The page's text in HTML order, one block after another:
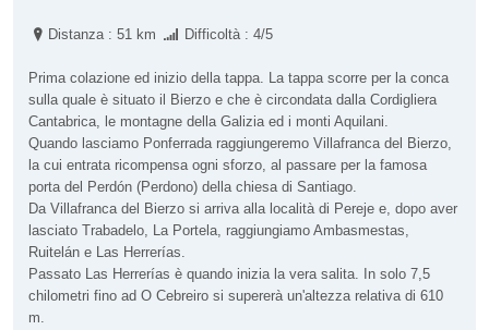
Distanza : 51 km Difficoltà : 4/5
Prima colazione ed inizio della tappa. La tappa scorre per la conca
sulla quale è situato il Bierzo e che è circondata dalla Cordigliera
Cantabrica, le montagne della Galizia ed i monti Aquilani.
Quando lasciamo Ponferrada raggiungeremo Villafranca del Bierzo,
la cui entrata ricompensa ogni sforzo, al passare per la famosa
porta del Perdón (Perdono) della chiesa di Santiago.
Da Villafranca del Bierzo si arriva alla località di Pereje e, dopo aver
lasciato Trabadelo, La Portela, raggiungiamo Ambasmestas,
Ruitelán e Las Herrerías.
Passato Las Herrerías è quando inizia la vera salita. In solo 7,5
chilometri fino ad O Cebreiro si supererà un'altezza relativa di 610
m.